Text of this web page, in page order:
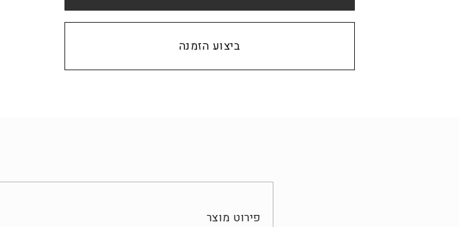
קנה עכשיו
פירוט מוצר